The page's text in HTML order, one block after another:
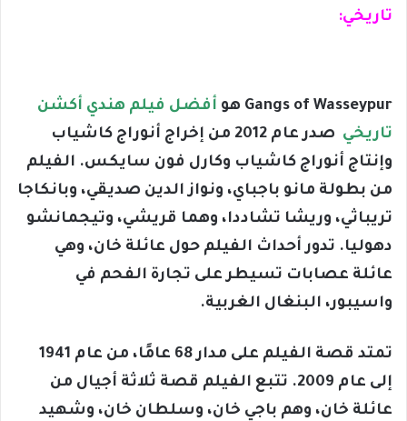
تاريخي:
Gangs of Wasseypur هو
أفضل فيلم هندي أكشن
تاريخي
صدر عام 2012 من إخراج أنوراج كاشياب
وإنتاج أنوراج كاشياب وكارل فون سايكس. الفيلم
من بطولة مانو باجباي، ونواز الدين صديقي، وبانكاجا
تريباثي، وريشا تشاددا، وهما قريشي، وتيجمانشو
دهوليا. تدور أحداث الفيلم حول عائلة خان، وهي
عائلة عصابات تسيطر على تجارة الفحم في
واسيبور، البنغال الغربية.
تمتد قصة الفيلم على مدار 68 عامًا، من عام 1941
إلى عام 2009. تتبع الفيلم قصة ثلاثة أجيال من
عائلة خان، وهم باجي خان، وسلطان خان، وشهيد